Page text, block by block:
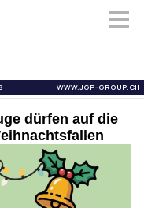
dürfen auf die